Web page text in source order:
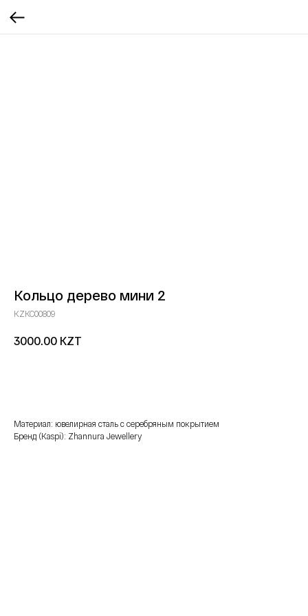
Кольцо дерево мини 2
KZKC00809
3000.00 KZT
Материал: ювелирная сталь с серебряным покрытием
Бренд (Kaspi): Zhannura Jewellery